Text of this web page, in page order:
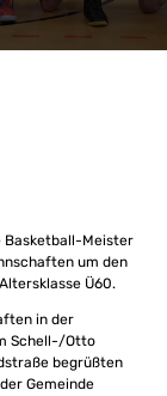
Basketball-Meister
um den
Ü60.
in der
Schell-/Otto
begrüßten
Gemeinde